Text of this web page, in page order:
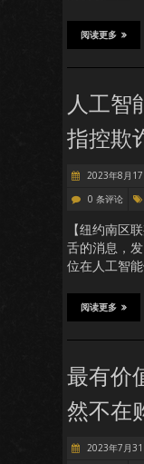
阅读更多
人工智
指控欺
2023年8月17
0 条评论
【纽约南区
舌的消息，
位在人工智
阅读更多
最有价
然不在
2023年7月31